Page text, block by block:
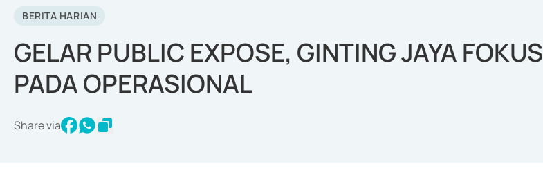
BERITA HARIAN
GELAR PUBLIC EXPOSE, GINTING JAYA FOKUS
PADA OPERASIONAL
Share via